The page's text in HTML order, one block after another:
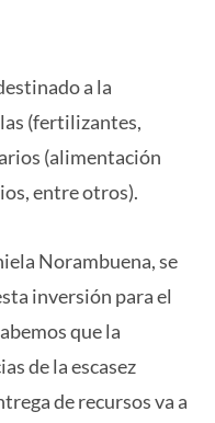
a la
(fertilizantes,
(alimentación
entre otros).
Norambuena, se
inversión para el
que la
de la escasez
de recursos va a